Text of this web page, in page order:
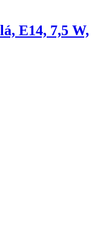
E14, 7,5 W,